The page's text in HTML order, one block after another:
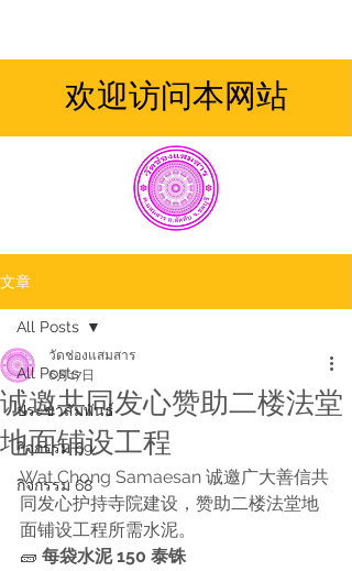
欢迎访问本网站
文章
All Posts
ประชาสัมพันธ์
กิจกรรม 69
กิจกรรม 68
All Posts
诚邀共同发心赞助二楼法堂
地面铺设工程
วัดช่องแสมสาร
6月17日
Wat Chong Samaesan 诚邀广大善信共
同发心护持寺院建设，赞助二楼法堂地
面铺设工程所需水泥。
🧱 每袋水泥 150 泰铢